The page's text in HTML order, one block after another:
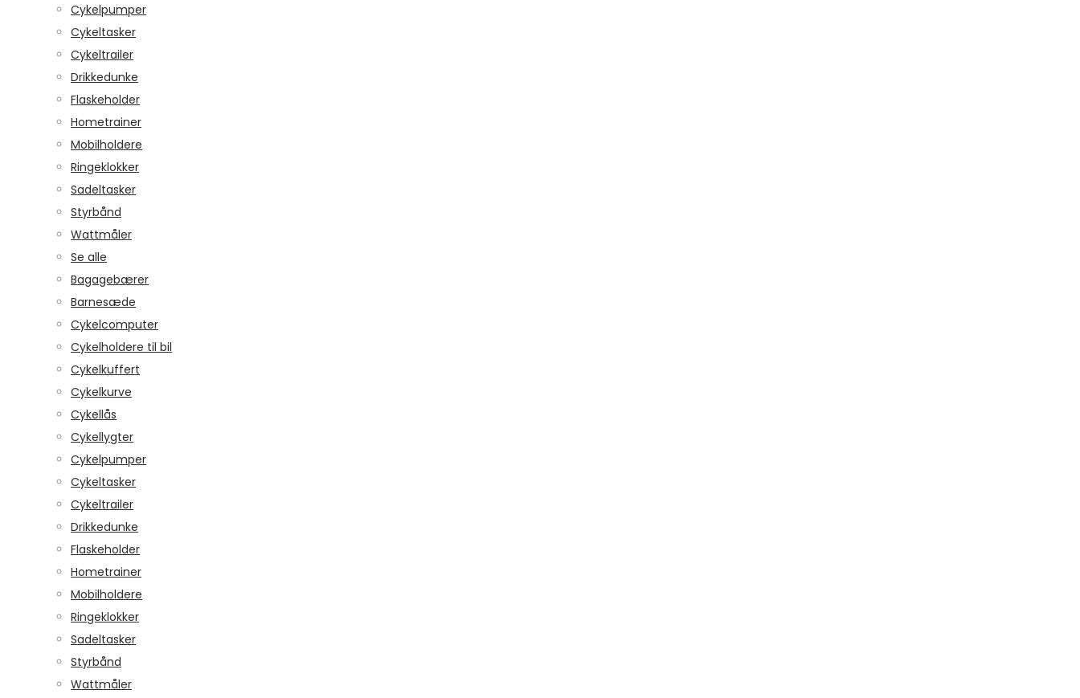
Cykelpumper
Cykeltasker
Cykeltrailer
Drikkedunke
Flaskeholder
Hometrainer
Mobilholdere
Ringeklokker
Sadeltasker
Styrbånd
Wattmåler
Se alle
Bagagebærer
Barnesæde
Cykelcomputer
Cykelholdere til bil
Cykelkuffert
Cykelkurve
Cykellås
Cykellygter
Cykelpumper
Cykeltasker
Cykeltrailer
Drikkedunke
Flaskeholder
Hometrainer
Mobilholdere
Ringeklokker
Sadeltasker
Styrbånd
Wattmåler